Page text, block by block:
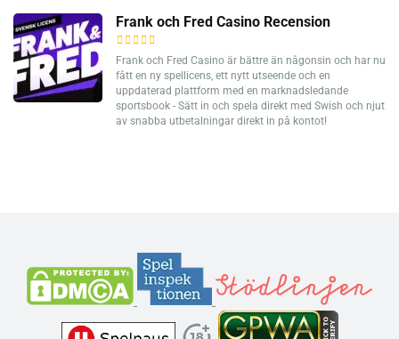
Frank och Fred Casino Recension
Frank och Fred Casino är bättre än någonsin och har nu
fått en ny spellicens, ett nytt utseende och en
uppdaterad plattform med en marknadsledande
sportsbook - Sätt in och spela direkt med Swish och njut
av snabba utbetalningar direkt in på kontot!